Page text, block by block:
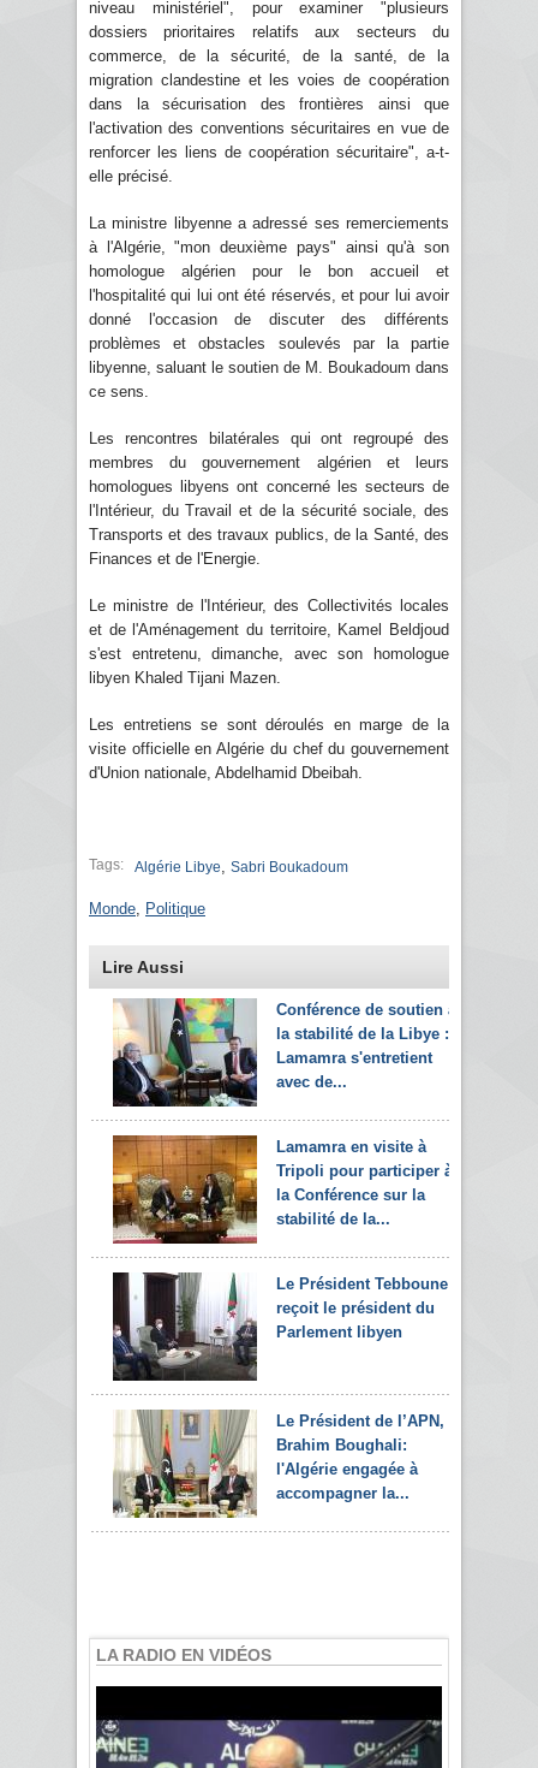
niveau ministériel", pour examiner "plusieurs
dossiers prioritaires relatifs aux secteurs du
commerce, de la sécurité, de la santé, de la
migration clandestine et les voies de coopération
dans la sécurisation des frontières ainsi que
l'activation des conventions sécuritaires en vue de
renforcer les liens de coopération sécuritaire", a-t-
elle précisé.
La ministre libyenne a adressé ses remerciements
à l'Algérie, "mon deuxième pays" ainsi qu'à son
homologue algérien pour le bon accueil et
l'hospitalité qui lui ont été réservés, et pour lui avoir
donné l'occasion de discuter des différents
problèmes et obstacles soulevés par la partie
libyenne, saluant le soutien de M. Boukadoum dans
ce sens.
Les rencontres bilatérales qui ont regroupé des
membres du gouvernement algérien et leurs
homologues libyens ont concerné les secteurs de
l'Intérieur, du Travail et de la sécurité sociale, des
Transports et des travaux publics, de la Santé, des
Finances et de l'Energie.
Le ministre de l'Intérieur, des Collectivités locales
et de l'Aménagement du territoire, Kamel Beldjoud
s'est entretenu, dimanche, avec son homologue
libyen Khaled Tijani Mazen.
Les entretiens se sont déroulés en marge de la
visite officielle en Algérie du chef du gouvernement
d'Union nationale, Abdelhamid Dbeibah.
Tags: Algérie Libye Sabri Boukadoum
Monde Politique
Lire Aussi
Conférence de soutien à
la stabilité de la Libye :
Lamamra s'entretient
avec de...
Lamamra en visite à
Tripoli pour participer à
la Conférence sur la
stabilité de la...
Le Président Tebboune
reçoit le président du
Parlement libyen
Le Président de l’APN,
Brahim Boughali:
l'Algérie engagée à
accompagner la...
LA RADIO EN VIDÉOS